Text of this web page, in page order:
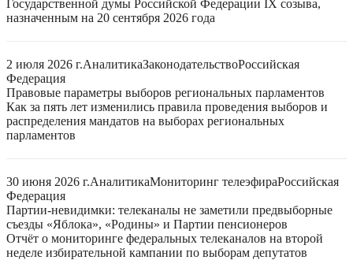
Государственной думы Российской Федерации IX созыва,
назначенным на 20 сентября 2026 года
2 июля 2026 г.АналитикаЗаконодательствоРоссийская
Федерация
Правовые параметры выборов региональных парламентов
Как за пять лет изменились правила проведения выборов и
распределения мандатов на выборах региональных
парламентов
30 июня 2026 г.АналитикаМониторинг телеэфираРоссийская
Федерация
Партии-невидимки: телеканалы не заметили предвыборные
съезды «Яблока», «Родины» и Партии пенсионеров
Отчёт о мониторинге федеральных телеканалов на второй
неделе избирательной кампании по выборам депутатов